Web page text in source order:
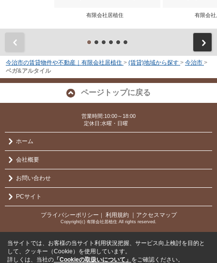
有限会社居植住 有限会
今治市の賃貸物件や不動産｜有限会社居植住 > (賃貸)地域から探す > 今治市 >
ベガ&アルタイル
ページトップに戻る
営業時間:10:00～18:00
定休日:水曜・日曜
ホーム
会社概要
お問い合わせ
PCサイト
プライバシーポリシー 利用規約 ｜アクセスマップ
Copyright(c) 有限会社居植住 All rights reserved.
当サイトでは、お客様の当サイト利用状況把握、サービス向上検討を目的と
して、クッキー（Cookie）を使用しています。
詳しくは、当社の 「Cookieの取扱いについて」 をご確認ください。